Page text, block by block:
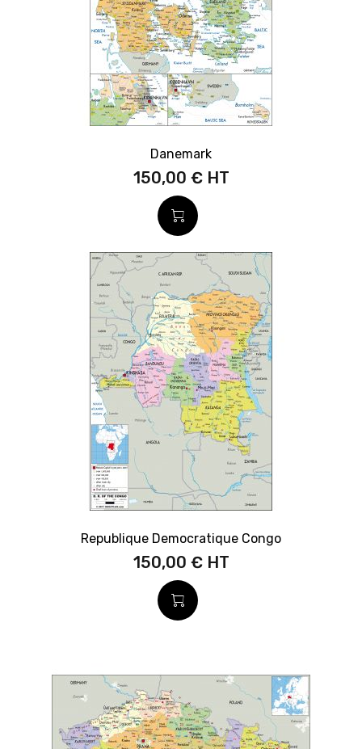
Danemark
150,00 €
Republique Democratique Congo
150,00 €